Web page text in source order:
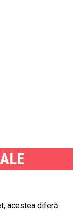
acestea diferă